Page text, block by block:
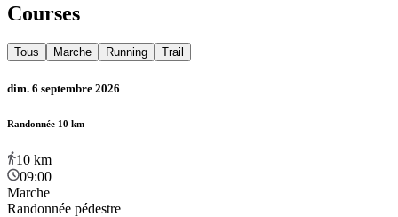
Courses
Tous Marche Running Trail
dim. 6 septembre 2026
Randonnée 10 km
10 km
09:00
Marche
Randonnée pédestre